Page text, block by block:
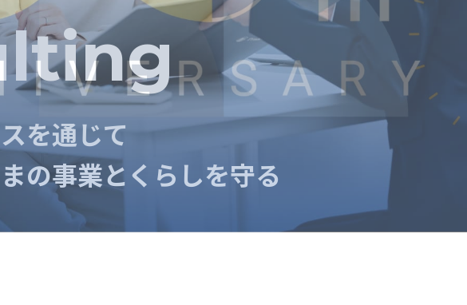
を通じて
の事業とくらしを守る
を通じて
の事業とくらしを守る